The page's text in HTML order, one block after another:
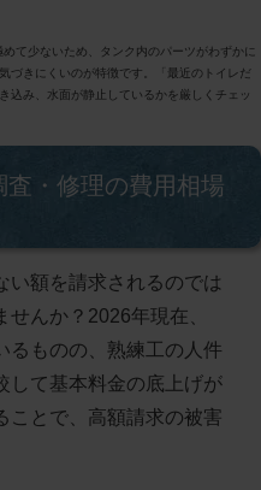
て少ないため、タンク内のパーツがわずかに
づきにくいのが特徴です。「最近のトイレだ
込み、水面が静止しているかを厳しくチェッ
・修理の費用相場
い額を請求されるのでは
んか？2026年現在、
るものの、熟練工の人件
して基本料金の底上げが
ことで、高額請求の被害